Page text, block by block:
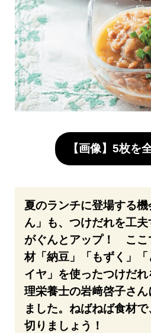
【画像】5枚を
夏のランチに登場する
ん」も、つけだれを工
がぐんとアップ！ ここ
材「納豆」「もずく」
イヤ」を使ったつけだ
理栄養士の岩﨑啓子さ
ました。ねばねば食材
切りましょう！